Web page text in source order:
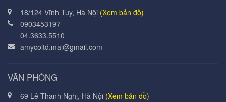
18/124 Vĩnh Tuy, Hà Nội (Xem bản đồ)
0903453197
04.3633.5510
amycoltd.mai@gmail.com
VĂN PHÒNG
69 Lê Thanh Nghị, Hà Nội (Xem bản đồ)